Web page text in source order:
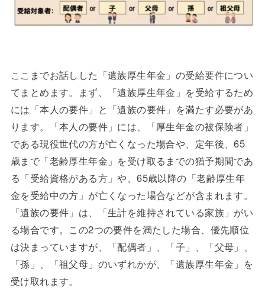
ここまでお話しした「遺族厚生年金」の受給要件につい
てまとめます。まず、「遺族厚生年金」を受給するため
には「本人の要件」と「遺族の要件」を満たす必要があ
ります。「本人の要件」には、「厚生年金の被保険者」
である現役世代の方が亡くなった場合や、定年後、65
歳まで「老齢厚生年金」を受け取るまでの猶予期間であ
る「受給資格がある方」や、65歳以降の「老齢厚生年
金を受給中の方」が亡くなった場合などが含まれます。
「遺族の要件」は、「生計を維持されている家族」がい
る場合です。この2つの要件を満たした場合、優先順位
は決まっていますが、「配偶者」、「子」、「父母」、
「孫」、「祖父母」のいずれかが、「遺族厚生年金」を
受け取れます。